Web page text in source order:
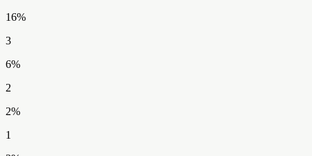
16%
3
6%
2
2%
1